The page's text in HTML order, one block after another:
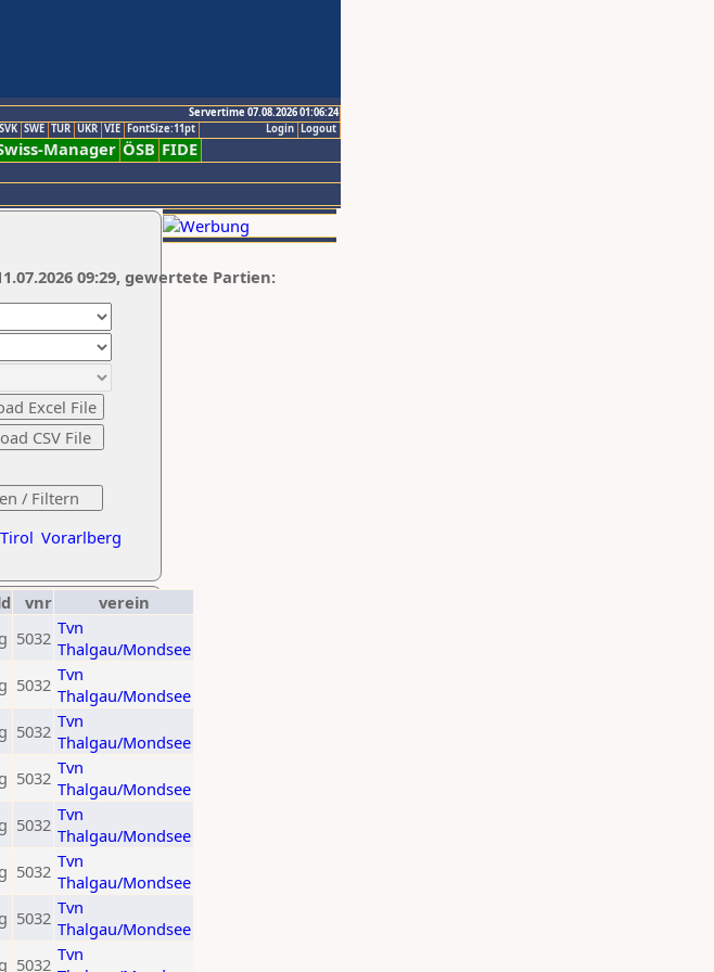
Servertime 07.08.2026 01:06:24
Logout
Login
SVK SWE TUR UKR VIE FontSize:11pt
Manager ÖSB FIDE
Tirol Vorarlberg
09:29, gewertete Partien:
vnr
verein
5032 Tvn
Thalgau/Mondsee
5032 Tvn
Thalgau/Mondsee
5032 Tvn
Thalgau/Mondsee
5032 Tvn
Thalgau/Mondsee
5032 Tvn
Thalgau/Mondsee
5032 Tvn
Thalgau/Mondsee
5032 Tvn
Thalgau/Mondsee
5032 Tvn